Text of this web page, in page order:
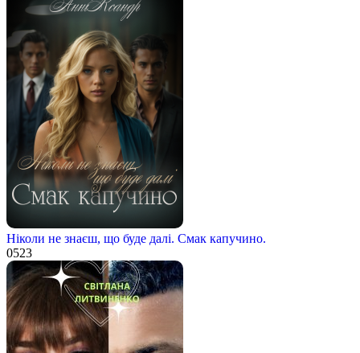
Ніколи не знаєш, що буде далі. Смак капучино.
0523